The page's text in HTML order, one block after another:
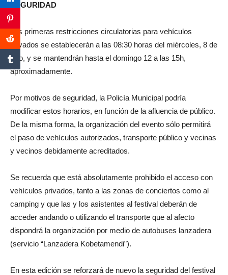
SEGURIDAD
Las primeras restricciones circulatorias para vehículos
privados se establecerán a las 08:30 horas del miércoles, 8 de
julio, y se mantendrán hasta el domingo 12 a las 15h,
aproximadamente.
Por motivos de seguridad, la Policía Municipal podría
modificar estos horarios, en función de la afluencia de público.
De la misma forma, la organización del evento sólo permitirá
el paso de vehículos autorizados, transporte público y vecinas
y vecinos debidamente acreditados.
Se recuerda que está absolutamente prohibido el acceso con
vehículos privados, tanto a las zonas de conciertos como al
camping y que las y los asistentes al festival deberán de
acceder andando o utilizando el transporte que al afecto
dispondrá la organización por medio de autobuses lanzadera
(servicio “Lanzadera Kobetamendi”).
En esta edición se reforzará de nuevo la seguridad del festival